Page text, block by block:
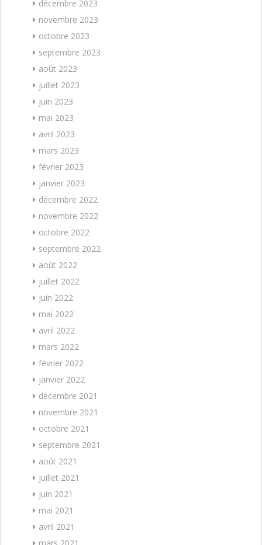
décembre 2023
novembre 2023
octobre 2023
septembre 2023
août 2023
juillet 2023
juin 2023
mai 2023
avril 2023
mars 2023
février 2023
janvier 2023
décembre 2022
novembre 2022
octobre 2022
septembre 2022
août 2022
juillet 2022
juin 2022
mai 2022
avril 2022
mars 2022
février 2022
janvier 2022
décembre 2021
novembre 2021
octobre 2021
septembre 2021
août 2021
juillet 2021
juin 2021
mai 2021
avril 2021
mars 2021